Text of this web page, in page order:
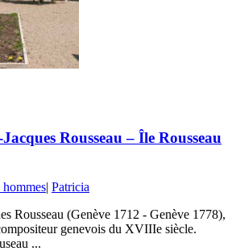
Rousseau – Île Rousseau
| Patricia
Rousseau (Genève 1712 - Genève 1778),
genevois du XVIIIe siècle.
...